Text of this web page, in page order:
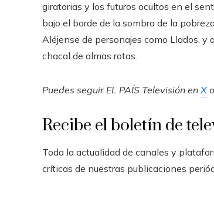
giratorias y los futuros ocultos en el
bajo el borde de la sombra de la
Aléjense de personajes como Llados, y
chacal de almas rotas.
Puedes seguir EL PAÍS Televisión enX
Recibe el boletín de
Toda la actualidad de canales y
críticas de nuestras publicaciones